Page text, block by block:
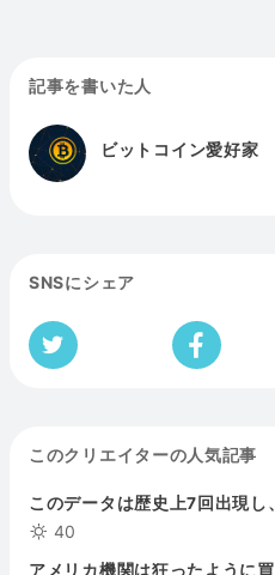
記事を書いた人
ビットコイン愛好家
SNSにシェア
このクリエイターの人気記事
このデータは歴史上7回出現
40
アメリカ機関は狂ったように